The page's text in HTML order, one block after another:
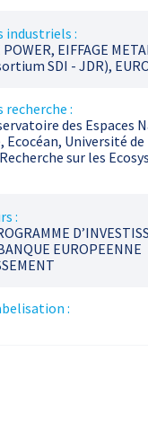
industriels :
EIFFAGE
SDI - JDR),
recherche :
des Espaces
Ecocéan, Université
sur les
:
EUROPEENNE
: